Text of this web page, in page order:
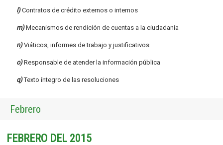
l) Contratos de crédito externos o internos
m)Mecanismos de rendición de cuentas a la ciudadanía
n)Viáticos, informes de trabajo y justificativos
o)Responsable de atender la información pública
q) Texto íntegro de las resoluciones
Febrero
FEBRERO DEL 2015